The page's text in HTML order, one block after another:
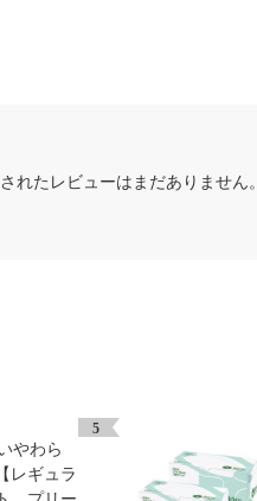
れたレビューはまだありません。
5